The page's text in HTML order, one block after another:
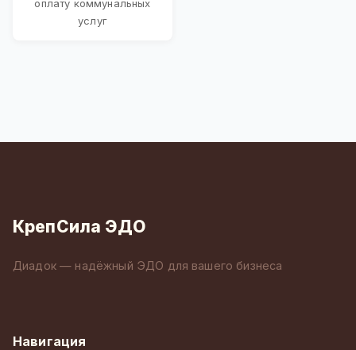
оплату коммунальных
услуг
КрепСила ЭДО
Диадок — надёжный ЭДО для вашего бизнеса
Навигация